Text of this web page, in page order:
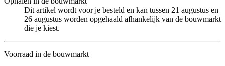
Dit artikel wordt voor je besteld en kan tussen 21 augustus en
26 augustus worden opgehaald afhankelijk van de bouwmarkt
die je kiest.
Voorraad in de bouwmarkt